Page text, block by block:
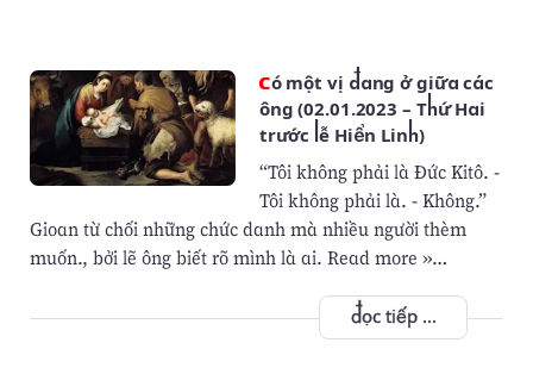
Có một vị đang ở giữa các
ông (02.01.2023 – Thứ Hai
trước lễ Hiển Linh)
“Tôi không phải là Đức Kitô. -
Tôi không phải là. - Không.”
Gioan từ chối những chức danh mà nhiều người thèm
muốn., bởi lẽ ông biết rõ mình là ai. Read more »…
đọc tiếp ...